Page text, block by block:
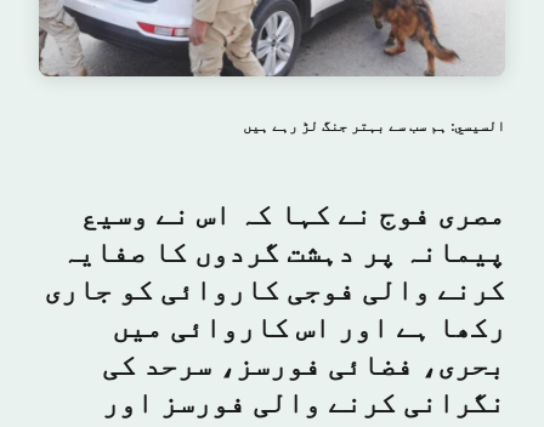
السيسي: ہم سب سے بہتر جنگ لڑ رہے ہیں
مصری فوج نے کہا کہ اس نے وسیع
پیمانہ پر دہشت گردوں کا صفایہ
کرنے والی فوجی کاروائی کو جاری
رکھا ہے اور اس کاروائی میں
بحری، فضائی فورسز، سرحد کی
نگرانی کرنے والی فورسز اور